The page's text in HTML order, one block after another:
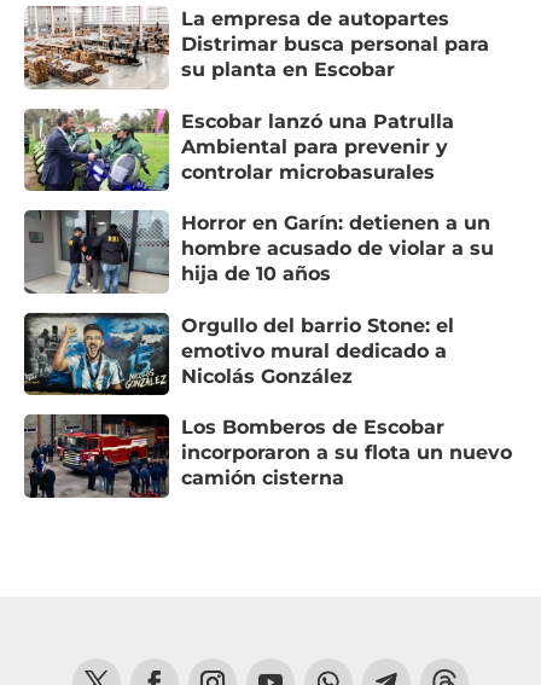
La empresa de autopartes
Distrimar busca personal para
su planta en Escobar
Escobar lanzó una Patrulla
Ambiental para prevenir y
controlar microbasurales
Horror en Garín: detienen a un
hombre acusado de violar a su
hija de 10 años
Orgullo del barrio Stone: el
emotivo mural dedicado a
Nicolás González
Los Bomberos de Escobar
incorporaron a su flota un nuevo
camión cisterna